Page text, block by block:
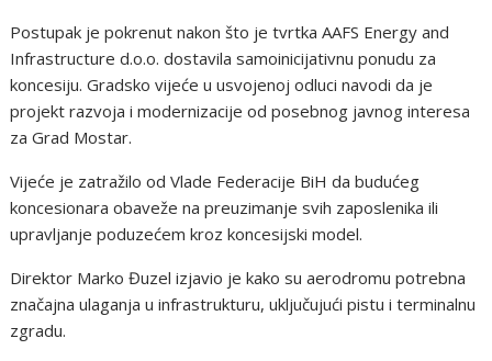
Postupak je pokrenut nakon što je tvrtka AAFS Energy and
Infrastructure d.o.o. dostavila samoinicijativnu ponudu za
koncesiju. Gradsko vijeće u usvojenoj odluci navodi da je
projekt razvoja i modernizacije od posebnog javnog interesa
za Grad Mostar.
Vijeće je zatražilo od Vlade Federacije BiH da budućeg
koncesionara obaveže na preuzimanje svih zaposlenika ili
upravljanje poduzećem kroz koncesijski model.
Direktor Marko Đuzel izjavio je kako su aerodromu potrebna
značajna ulaganja u infrastrukturu, uključujući pistu i terminalnu
zgradu.